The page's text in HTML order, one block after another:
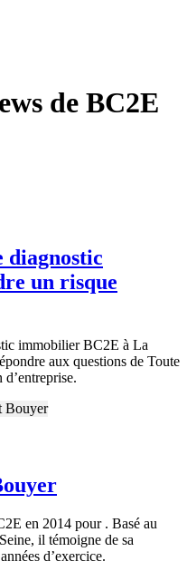
de BC2E
diagnostic
un risque
immobilier BC2E à La
aux questions de Toute
en 2014 pour . Basé au
il témoigne de sa
d’exercice.